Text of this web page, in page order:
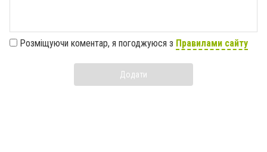
Розміщуючи коментар, я погоджуюся з Правилами сайту
Додати